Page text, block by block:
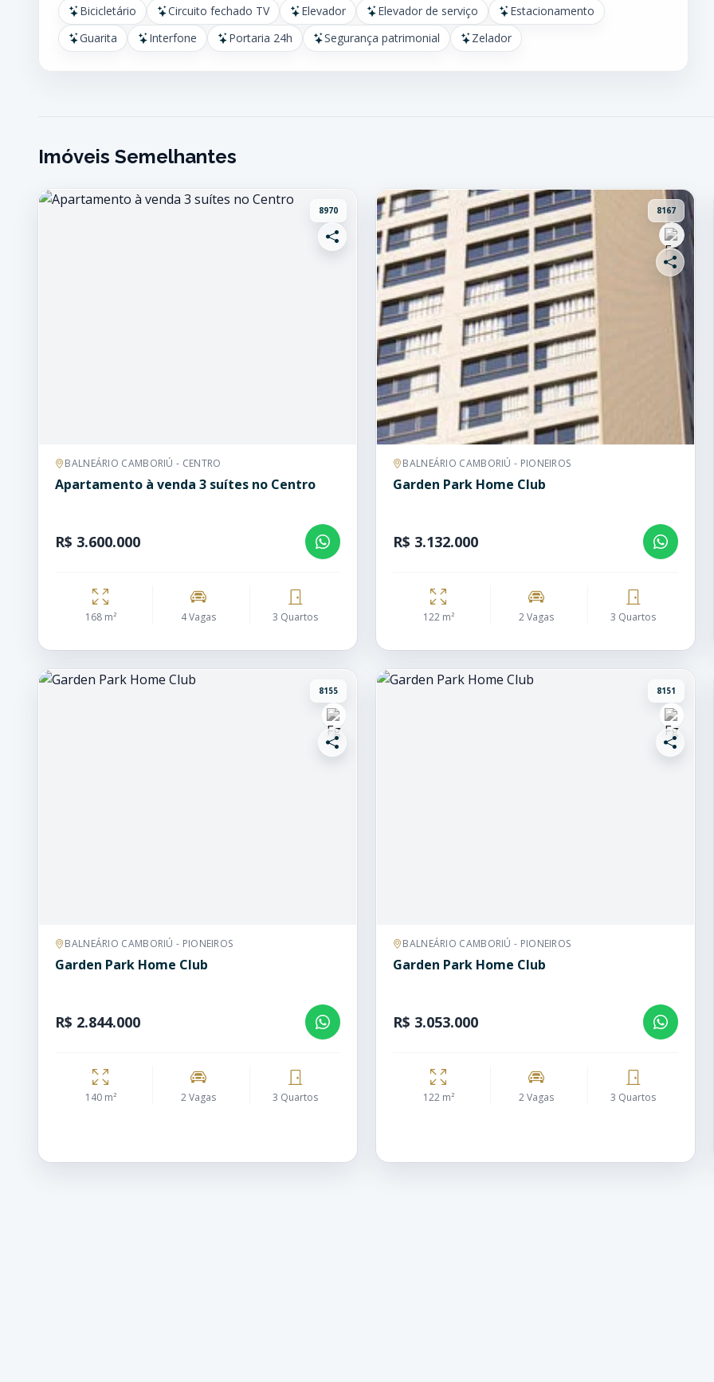
Bicicletário Circuito fechado TV Elevador Elevador de serviço
Estacionamento
Guarita
Interfone Portaria 24h Segurança patrimonial Zelador
Imóveis Semelhantes
8970
BALNEÁRIO CAMBORIÚ - CENTRO
Apartamento à venda 3 suítes no Centro
R$ 3.600.000
168 m² 4 Vagas 3 Quartos
8167
BALNEÁRIO CAMBORIÚ - PIONEIROS
Garden Park Home Club
R$ 3.132.000
122 m² 2 Vagas 3 Quartos
8155
BALNEÁRIO CAMBORIÚ - PIONEIROS
Garden Park Home Club
R$ 2.844.000
140 m² 2 Vagas 3 Quartos
8151
BALNEÁRIO CAMBORIÚ - PIONEIROS
Garden Park Home Club
R$ 3.053.000
122 m² 2 Vagas 3 Quartos